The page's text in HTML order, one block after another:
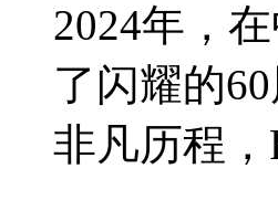
2024年，
了闪耀的
非凡历程